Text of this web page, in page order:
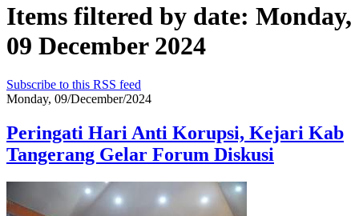
Items filtered by date: Monday,
09 December 2024
Subscribe to this RSS feed
Monday, 09/December/2024
Peringati Hari Anti Korupsi, Kejari Kab
Tangerang Gelar Forum Diskusi